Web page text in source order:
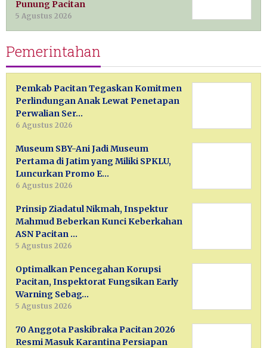
Punung Pacitan
5 Agustus 2026
Pemerintahan
Pemkab Pacitan Tegaskan Komitmen
Perlindungan Anak Lewat Penetapan
Perwalian Ser…
6 Agustus 2026
Museum SBY-Ani Jadi Museum
Pertama di Jatim yang Miliki SPKLU,
Luncurkan Promo E…
6 Agustus 2026
Prinsip Ziadatul Nikmah, Inspektur
Mahmud Beberkan Kunci Keberkahan
ASN Pacitan …
5 Agustus 2026
Optimalkan Pencegahan Korupsi
Pacitan, Inspektorat Fungsikan Early
Warning Sebag…
5 Agustus 2026
70 Anggota Paskibraka Pacitan 2026
Resmi Masuk Karantina Persiapan